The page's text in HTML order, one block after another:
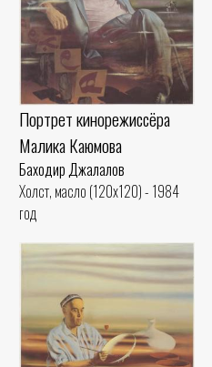
Портрет кинорежиссёра
Малика Каюмова
Баходир Джалалов
Холст, масло (120x120) - 1984
год